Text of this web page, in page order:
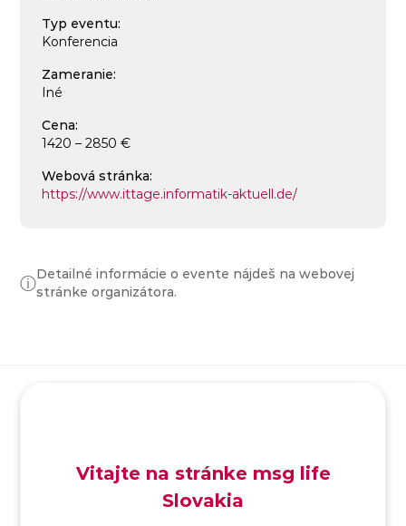
Typ eventu:
Konferencia
Zameranie:
Iné
Cena:
1420 – 2850 €
Webová stránka:
https://www.ittage.informatik-aktuell.de/
ⓘDetailné informácie o evente nájdeš na webovej
stránke organizátora.
/EN /DE
Vitajte na stránke msg life
Slovakia